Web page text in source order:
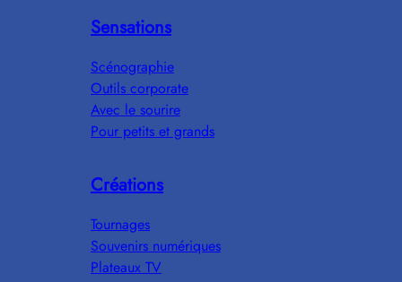
Sensations
Scénographie
Outils corporate
Avec le sourire
Pour petits et grands
Créations
Tournages
Souvenirs numériques
Plateaux TV